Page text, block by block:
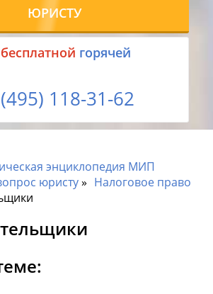
ЮРИСТУ
бесплатной горячей
118-31-62
энциклопедия МИП
юристу
Налоговое право